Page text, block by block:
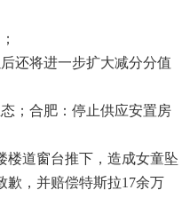
还将进一步扩大减分分值
；合肥：停止供应安置房
楼道窗台推下，造成女童坠
歉，并赔偿特斯拉17余万